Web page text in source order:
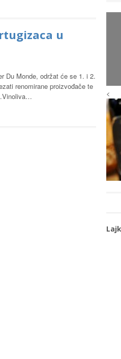
u
Du Monde, održat će se 1. i 2.
renomirane proizvođače te
<